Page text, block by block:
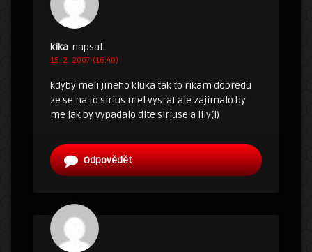
kika napsal:
15. 2. 2007 (16:40)
kdyby meli jineho kluka tak to rikam dopredu
ze se na to sirius mel vysrat.ale zajimalo by
me jak by vypadalo dite siriuse a lily(i)
Odpovědět